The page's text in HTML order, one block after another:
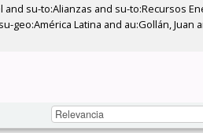
and su-to:Alianzas and su-to:Recursos
geo:América Latina and au:Gollán, Juan